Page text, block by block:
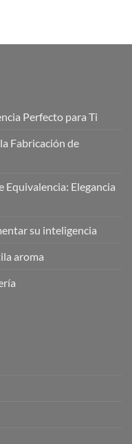
Perfecto para Ti
Fabricación de
Equivalencia: Elegancia
su inteligencia
aroma